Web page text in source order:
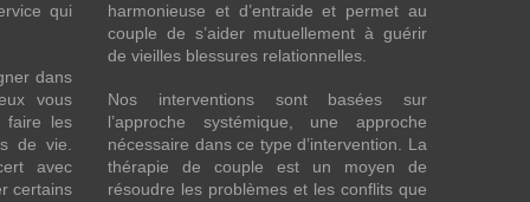
qui
dans
vous
faire les
de vie.
avec
certains
harmonieuse et d’entraide et permet au
couple de s’aider mutuellement à guérir
de vieilles blessures relationnelles.
Nos interventions sont basées sur
l’approche systémique, une approche
nécessaire dans ce type d’intervention. La
thérapie de couple est un moyen de
résoudre les problèmes et les conflits que